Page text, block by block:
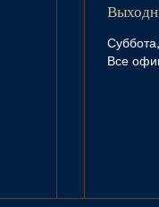
Все